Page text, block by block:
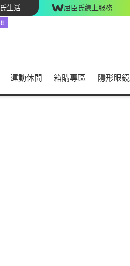
生活 屈臣氏線上服務
運動休閒 箱購專區 隱形眼鏡